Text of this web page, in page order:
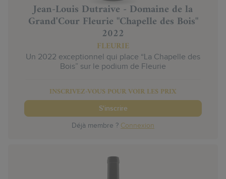
Jean-Louis Dutraive - Domaine de la
Grand'Cour Fleurie "Chapelle des Bois"
2022
FLEURIE
Un 2022 exceptionnel qui place “La Chapelle des
Bois” sur le podium de Fleurie
INSCRIVEZ-VOUS POUR VOIR LES PRIX
S'inscrire
Déjà membre ? Connexion